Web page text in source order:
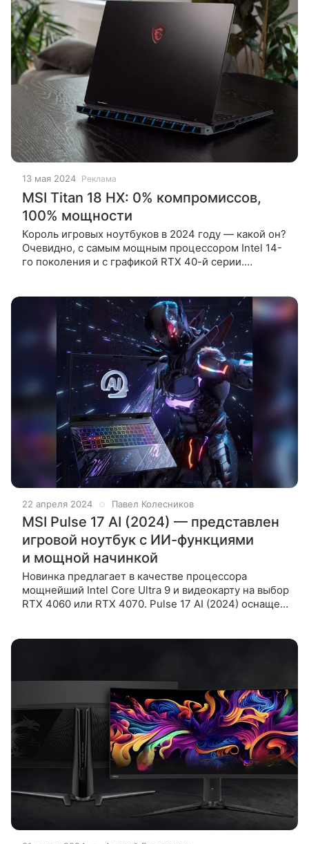
13 мая 2024 Реклама
MSI Titan 18 HX: 0% компромиссов,
100% мощности
Король игровых ноутбуков в 2024 году — какой он?
Очевидно, с самым мощным процессором Intel 14-
го поколения и с графикой RTX 40-й серии.
22 апреля 2024 Павел Колесников
MSI Pulse 17 AI (2024) — представлен
игровой ноутбук с ИИ-функциями
и мощной начинкой
Новинка предлагает в качестве процессора
мощнейший Intel Core Ultra 9 и видеокарту на выбор
RTX 4060 или RTX 4070. Pulse 17 AI (2024) оснащен